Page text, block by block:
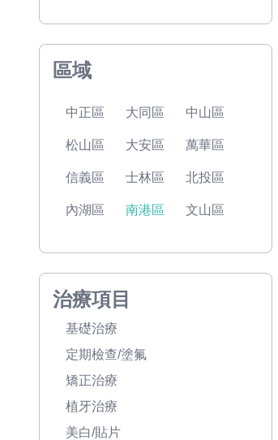
區域
中正區 大同區 中山區
松山區 大安區 萬華區
信義區 士林區 北投區
內湖區 南港區 文山區
治療項目
基礎治療
定期檢查/塗氟
矯正治療
植牙治療
美白/貼片